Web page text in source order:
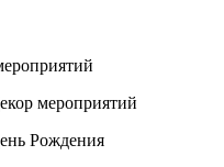
мероприятий
Рождения